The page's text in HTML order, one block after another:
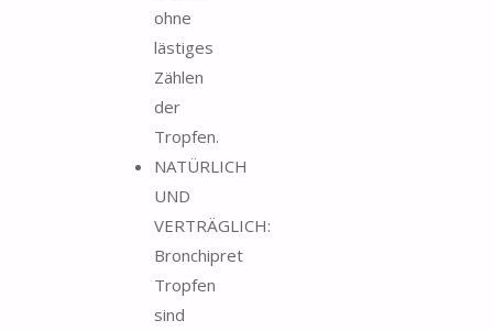
ohne
lästiges
Zählen
der
Tropfen.
NATÜRLICH
UND
VERTRÄGLICH:
Bronchipret
Tropfen
sind